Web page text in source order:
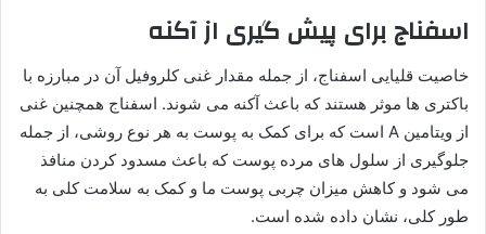
اسفناج برای پیش گیری از آکنه
خاصیت قلیایی اسفناج، از جمله مقدار غنی کلروفیل آن در مبارزه با
باکتری ها موثر هستند که باعث آکنه می شوند. اسفناج همچنین غنی
از ویتامین A است که برای کمک به پوست به هر نوع روشی، از جمله
جلوگیری از سلول های مرده پوست که باعث مسدود کردن منافذ
می شود و کاهش میزان چربی پوست ما و کمک به سلامت کلی به
طور کلی، نشان داده شده است.